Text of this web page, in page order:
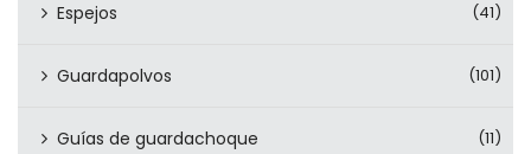
Espejos (41)
Guardapolvos (101)
Guías de guardachoque (11)